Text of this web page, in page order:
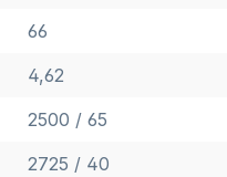
66
4,62
2500 / 65
2725 / 40